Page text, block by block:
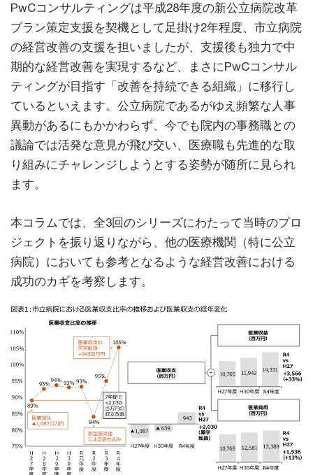
PwCコンサルティングは平成28年度の新公立病院改革
プラン策定支援を契機として足掛け2年程度、市立病院
の経営改善の支援を担いましたが、支援後も独力で中
期的な経営改善を実現するなど、まさにPwCコンサル
ティングが目指す「改善を持続できる組織」に移行し
ているといえます。公立病院であるがゆえ頻繁な人事
異動があるにもかかわらず、今でも院内の事務職との
議論では活発な意見が飛び交い、医療職も先進的な取
り組みにチャレンジしようとする姿勢が随所に見られ
ます。
本コラムでは、全3回のシリーズにわたって当時のプロ
ジェクトを振り返りながら、他の医療機関（特に公立
病院）においても参考となるような経営改善における
成功のカギを考察します。